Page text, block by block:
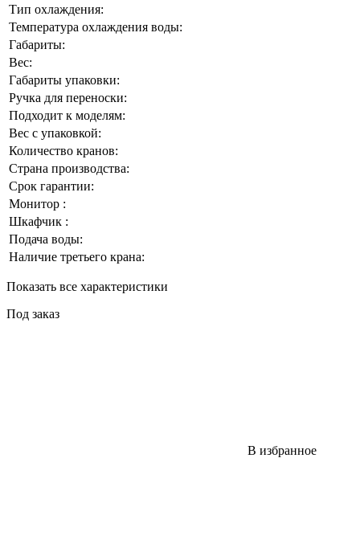
Тип охлаждения:
Температура охлаждения воды:
Габариты:
Вес:
Габариты упаковки:
Ручка для переноски:
Подходит к моделям:
Вес с упаковкой:
Количество кранов:
Страна производства:
Срок гарантии:
Монитор :
Шкафчик :
Подача воды:
Наличие третьего крана:
Показать все характеристики
Под заказ
В избранное